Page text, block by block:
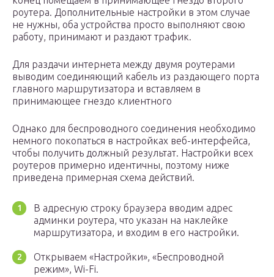
роутера. Дополнительные настройки в этом случае
не нужны, оба устройства просто выполняют свою
работу, принимают и раздают трафик.
Для раздачи интернета между двумя роутерами
выводим соединяющий кабель из раздающего порта
главного маршрутизатора и вставляем в
принимающее гнездо клиентного
Однако для беспроводного соединения необходимо
немного покопаться в настройках веб-интерфейса,
чтобы получить должный результат. Настройки всех
роутеров примерно идентичны, поэтому ниже
приведена примерная схема действий.
В адресную строку браузера вводим адрес
админки роутера, что указан на наклейке
маршрутизатора, и входим в его настройки.
Открываем «Настройки», «Беспроводной
режим», Wi-Fi.